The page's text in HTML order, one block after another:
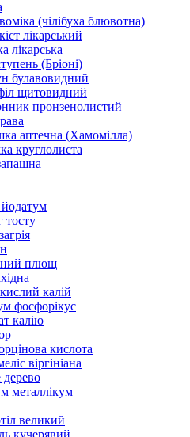
(чілібуха блювотна)
лікарський
лікарська
(Бріоні)
булавовидний
щитовидний
пронзенолистий
аптечна (Хамомілла)
круглолиста
йодатум
тосту
плющ
калій
фосфорікус
калію
кислота
віргініана
дерево
металлікум
великий
кучерявий